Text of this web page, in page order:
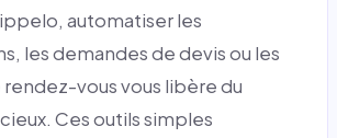
automatiser les
les demandes de devis ou les
vous vous libère du
Ces outils simples